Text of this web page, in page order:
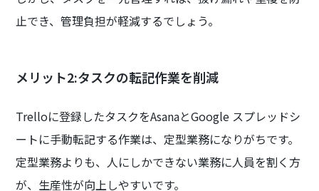
止でき、管理負担が軽減するでしょう。
メリット2:タスクの転記作業を削減
Trelloに登録したタスクをAsanaとGoogle スプレッドシ
ートに手動転記する作業は、定型業務になりがちです。
定型業務よりも、人にしかできない業務に人員を割く方
が、生産性が向上しやすいです。